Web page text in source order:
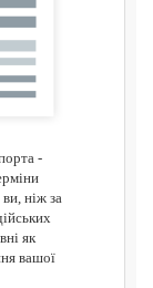
-
ніж за
як
вашої